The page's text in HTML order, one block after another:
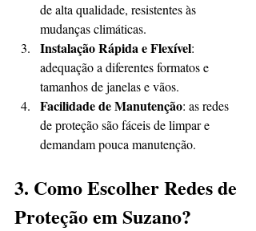
de alta qualidade, resistentes às
mudanças climáticas.
Instalação Rápida e Flexível:
adequação a diferentes formatos e
tamanhos de janelas e vãos.
Facilidade de Manutenção: as redes
de proteção são fáceis de limpar e
demandam pouca manutenção.
3. Como Escolher Redes de
Proteção em Suzano?